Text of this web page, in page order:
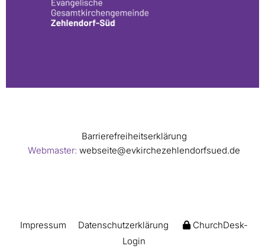
Barrierefreiheitserklärung
Webmaster: webseite@evkirchezehlendorfsued.de
Impressum Datenschutzerklärung
ChurchDesk-
Login